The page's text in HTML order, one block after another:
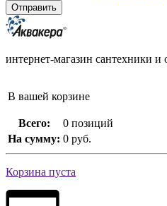
интернет-магазин сантехники и
В вашей корзине
Всего:
0 позиций
На сумму: 0 руб.
Корзина пуста